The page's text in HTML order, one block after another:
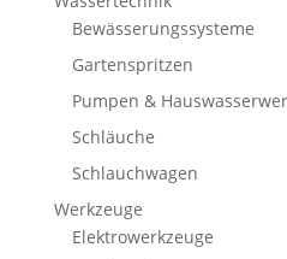
Bewässerungssysteme
Gartenspritzen
Pumpen &
Schläuche
Schlauchwagen
Werkzeuge
Elektrowerkzeuge